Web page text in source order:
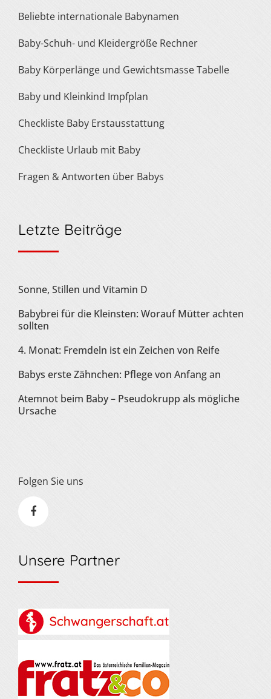
Beliebte internationale Babynamen
Baby-Schuh- und Kleidergröße Rechner
Baby Körperlänge und Gewichtsmasse Tabelle
Baby und Kleinkind Impfplan
Checkliste Baby Erstausstattung
Checkliste Urlaub mit Baby
Fragen & Antworten über Babys
Letzte Beiträge
Sonne, Stillen und Vitamin D
Babybrei für die Kleinsten: Worauf Mütter achten
sollten
4. Monat: Fremdeln ist ein Zeichen von Reife
Babys erste Zähnchen: Pflege von Anfang an
Atemnot beim Baby – Pseudokrupp als mögliche
Ursache
Folgen Sie uns
Unsere Partner